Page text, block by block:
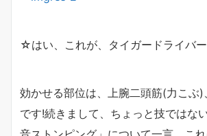
☆はい、これが、タイガードライバ
効かせる部位は、上腕二頭筋(力こぶ)
です!続きまして、ちょっと技ではな